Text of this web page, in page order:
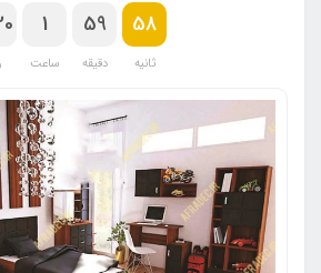
1
ساعت
59
دقیقه
58
ثانیه